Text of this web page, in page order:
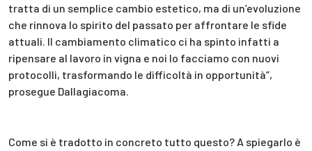
tratta di un semplice cambio estetico, ma di un’evoluzione
che rinnova lo spirito del passato per affrontare le sfide
attuali. Il cambiamento climatico ci ha spinto infatti a
ripensare al lavoro in vigna e noi lo facciamo con nuovi
protocolli, trasformando le difficoltà in opportunità”,
prosegue Dallagiacoma.
Come si è tradotto in concreto tutto questo? A spiegarlo è